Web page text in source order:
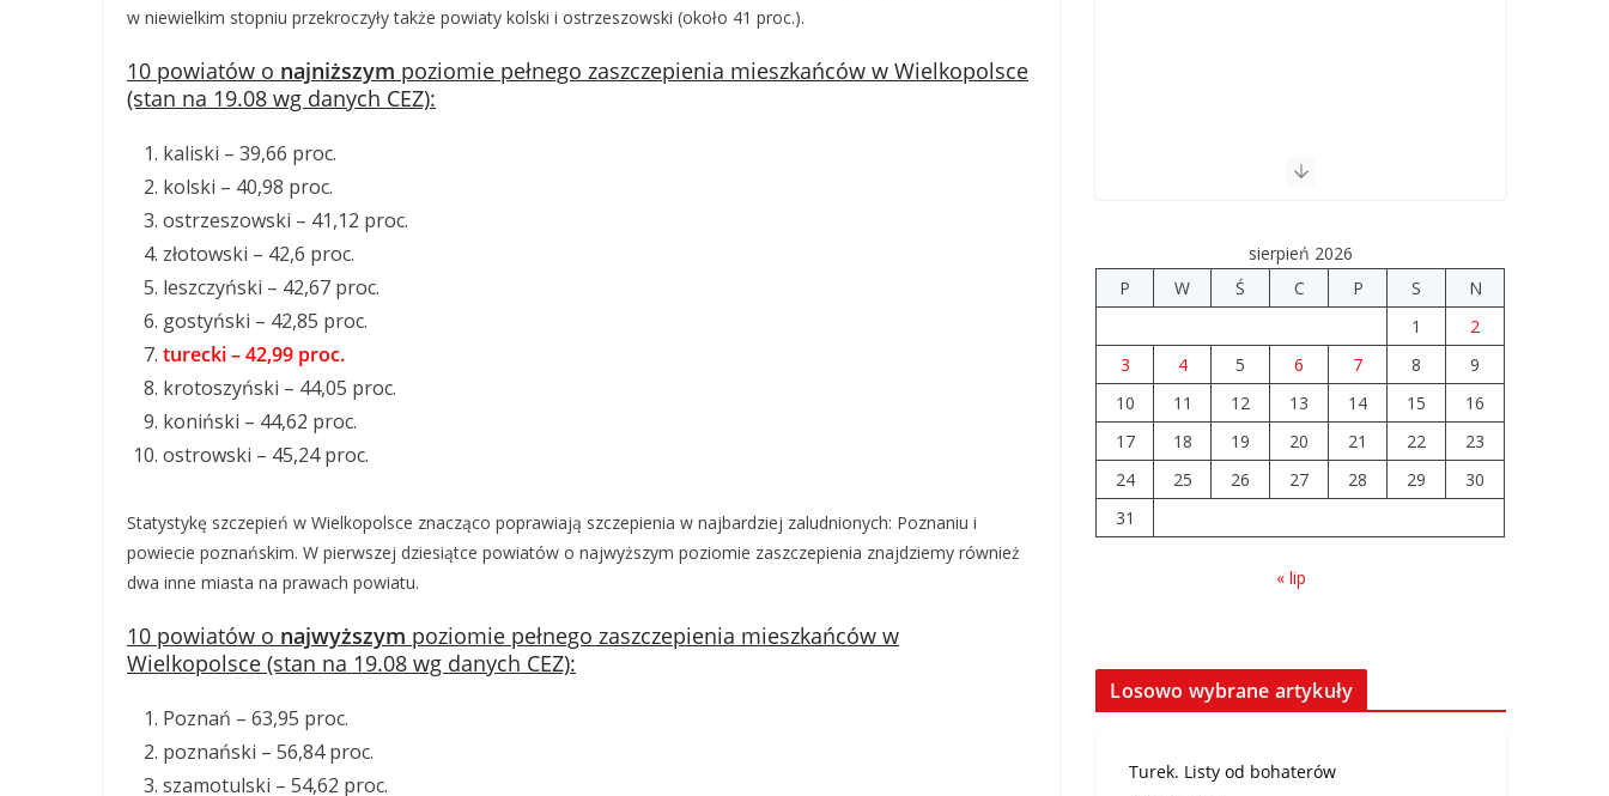
w niewielkim stopniu przekroczyły także powiaty kolski i ostrzeszowski (około 41 proc.).
10 powiatów o najniższym poziomie pełnego zaszczepienia mieszkańców w Wielkopolsce
(stan na 19.08 wg danych CEZ):
kaliski – 39,66 proc.
kolski – 40,98 proc.
ostrzeszowski – 41,12 proc.
złotowski – 42,6 proc.
leszczyński – 42,67 proc.
gostyński – 42,85 proc.
turecki – 42,99 proc.
krotoszyński – 44,05 proc.
koniński – 44,62 proc.
ostrowski – 45,24 proc.
Statystykę szczepień w Wielkopolsce znacząco poprawiają szczepienia w najbardziej zaludnionych: Poznaniu i
powiecie poznańskim. W pierwszej dziesiątce powiatów o najwyższym poziomie zaszczepienia znajdziemy również
dwa inne miasta na prawach powiatu.
10 powiatów o najwyższym poziomie pełnego zaszczepienia mieszkańców w
Wielkopolsce (stan na 19.08 wg danych CEZ):
Poznań – 63,95 proc.
poznański – 56,84 proc.
szamotulski – 54,62 proc.
sierpień 2026
P
W Ś C P S
N
1
2
3
4 5 6 7 8
9
10
11 12 13 14 15
16
17
18 19 20 21 22
23
24
25 26 27 28 29
30
31
« lip
Losowo wybrane artykuły
Turek. Listy od bohaterów